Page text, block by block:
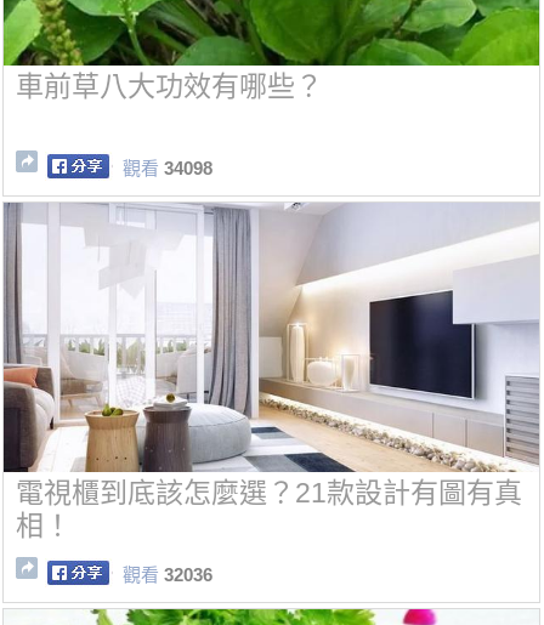
車前草八大功效有哪些？
觀看 34098
電視櫃到底該怎麼選？21款設計有圖有真
相！
觀看 32036